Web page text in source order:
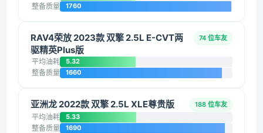
整备质量 1760
RAV4荣放 2023款 双擎 2.5L E-CVT两
驱精英Plus版
74 位车友
平均油耗 5.32
整备质量 1660
亚洲龙 2022款 双擎 2.5L XLE尊贵版 188 位车友
平均油耗 5.33
整备质量 1690